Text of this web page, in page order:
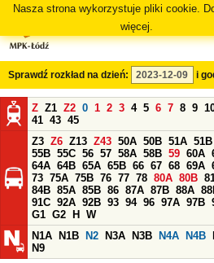
Nasza strona wykorzystuje pliki cookie.
więcej.
Sprawdź rozkład na dzień: i
Z Z1 Z2 0 1 2 3 4 5 6 7 8 9
41 43 45
Z3 Z6 Z13 Z43 50A 50B 51A 51B
55B 55C 56 57 58A 58B 59 60A
64A 64B 65A 65B 66 67 68 69A
73 75A 75B 76 77 78 80A 80B
84B 85A 85B 86 87A 87B 88A
91C 92A 92B 93 94 96 97A 97B
G1 G2 H
W
N1A
N1B N2 N3A N3B N4A N4B
N9